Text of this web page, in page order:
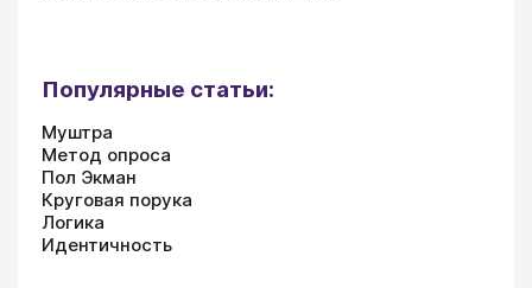
Популярные статьи:
Муштра
Метод опроса
Пол Экман
Круговая порука
Логика
Идентичность